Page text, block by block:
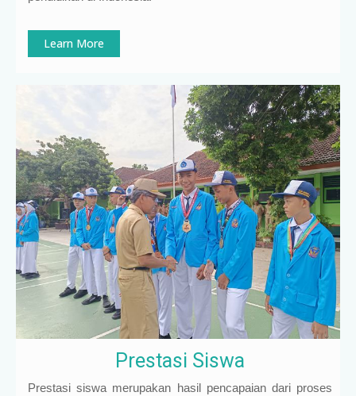
Learn More
Prestasi Siswa
Prestasi siswa merupakan hasil pencapaian dari proses